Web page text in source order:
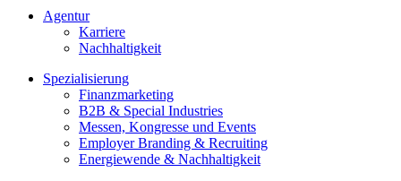
Agentur
Karriere
Nachhaltigkeit
Spezialisierung
Finanzmarketing
B2B & Special Industries
Messen, Kongresse und Events
Employer Branding & Recruiting
Energiewende & Nachhaltigkeit